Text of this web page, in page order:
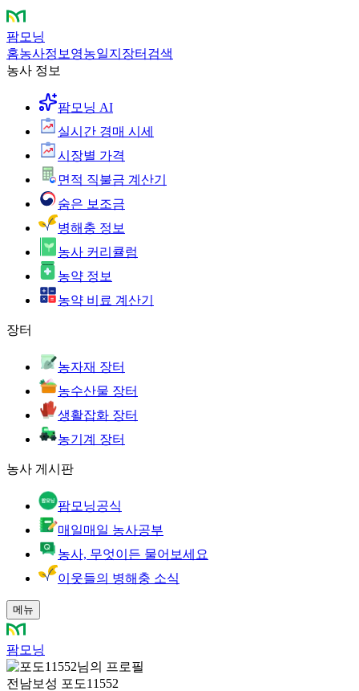
팜모닝
홈농사정보 영농일지 장터 검색
농사 정보
팜모닝 AI
실시간 경매 시세
시장별 가격
면적 직불금 계산기
숨은 보조금
병해충 정보
농사 커리큘럼
농약 정보
농약 비료 계산기
장터
농자재 장터
농수산물 장터
생활잡화 장터
농기계 장터
농사 게시판
팜모닝공식
매일매일 농사공부
농사, 무엇이든 물어보세요
이웃들의 병해충 소식
메뉴
팜모닝
전남보성 포도11552